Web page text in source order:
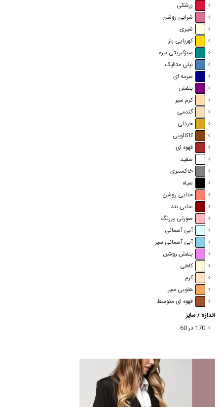
زرشکی
شرابی روشن
شیری
کهربایی باز
سبزکبریتی تیره
نیلی متالیک
سرمه ای
بنفش
کرم سیر
گندمی
خردلی
کاکائویی
قهوه ای
سفید
خاکستری
سیاه
حنایی روشن
عنابی تند
صورتی پررنگ
آبی آسمانی
آبی آسمانی سیر
بنفش روشن
کاهی
کرم
هلویی سیر
قهوه ای متوسط
اندازه / سایز
170 در 60